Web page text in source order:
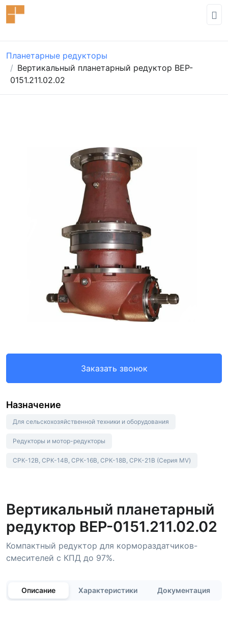
Планетарные редукторы
Вертикальный планетарный редуктор BEP-
0151.211.02.02
Заказать звонок
Назначение
Для сельскохозяйственной техники и оборудования
Редукторы и мотор-редукторы
СРК-12В, СРК-14В, СРК-16В, СРК-18В, СРК-21В (Серия MV)
Вертикальный планетарный
редуктор BEP-0151.211.02.02
Компактный редуктор для кормораздатчиков-
смесителей с КПД до 97%.
Описание Характеристики Документация